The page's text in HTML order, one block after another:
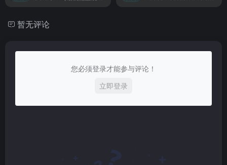
暂无评论
您必须登录才能参与评论！
立即登录